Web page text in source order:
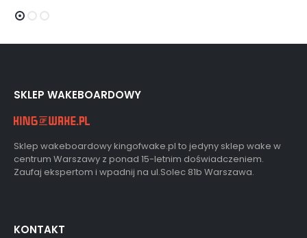
SKLEP WAKEBOARDOWY
Sklep wakeboardowy kingofwake.pl to jedyny sklep wake w
centrum Warszawy z ponad 15-letnim doświadczeniem.
Zaufaj ekspertom i wpadnij na ul.Solec 81b Warszawa.
KONTAKT